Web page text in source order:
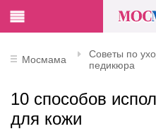
Мосмама
Советы по
педикюра
10 способов
для кожи